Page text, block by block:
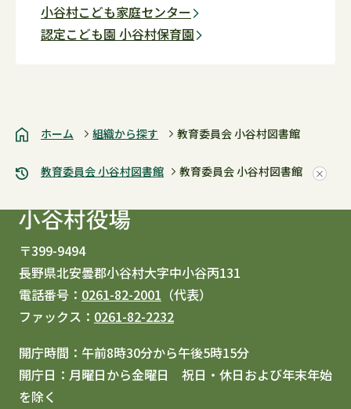
小谷村こども家庭センター
認定こども園 小谷村保育園
ホーム 組織から探す 教育委員会 小谷村図書館
教育委員会 小谷村図書館 教育委員会 小谷村図書館
〒399-9494
長野県北安曇郡小谷村大字中小谷丙131
電話番号： 0261-82-2001 （代表）
ファックス： 0261-82-2232
開庁時間：午前8時30分から午後5時15分
開庁日：月曜日から金曜日 祝日・休日および年末年始
を除く